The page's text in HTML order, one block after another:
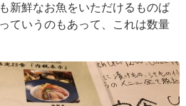
新鮮なお魚をいただけるものば
ていうのもあって、これは数量